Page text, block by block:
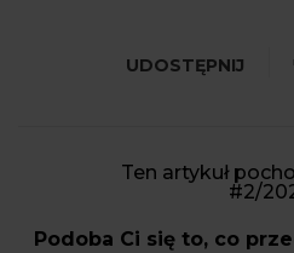
Ten artykuł
#2/
Podoba Ci się to, co